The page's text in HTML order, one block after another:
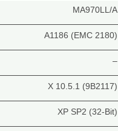
MA970LL/A
A1186 (EMC 2180)
–
X 10.5.1 (9B2117)
XP SP2 (32-Bit)